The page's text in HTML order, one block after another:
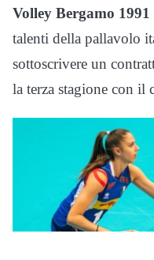
Volley Bergamo 1991
talenti della pallavolo
sottoscrivere un
la terza stagione con il